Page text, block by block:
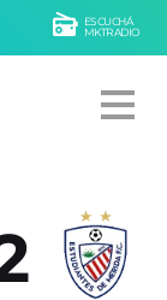
ESCUCHÁ
MKTRADIO